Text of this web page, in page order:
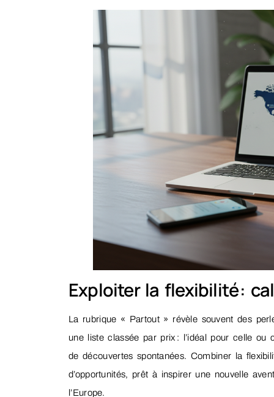
Exploiter la flexibilité :
La rubrique « Partout » révèle souvent des
une liste classée par prix : l’idéal pour celle
de découvertes spontanées. Combiner la
d’opportunités, prêt à inspirer une nouvelle
l’Europe.